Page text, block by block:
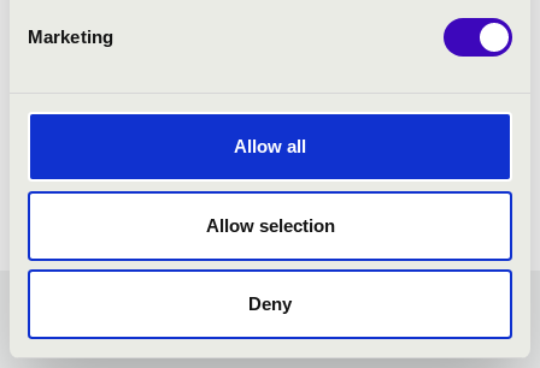
Marketing
Allow all
Allow selection
Deny
FILHARMÓNIA BÉRLET -